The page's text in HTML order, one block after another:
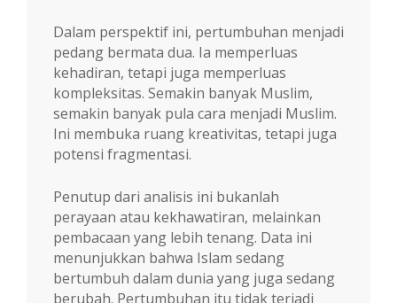
Dalam perspektif ini, pertumbuhan menjadi
pedang bermata dua. Ia memperluas
kehadiran, tetapi juga memperluas
kompleksitas. Semakin banyak Muslim,
semakin banyak pula cara menjadi Muslim.
Ini membuka ruang kreativitas, tetapi juga
potensi fragmentasi.
Penutup dari analisis ini bukanlah
perayaan atau kekhawatiran, melainkan
pembacaan yang lebih tenang. Data ini
menunjukkan bahwa Islam sedang
bertumbuh dalam dunia yang juga sedang
berubah. Pertumbuhan itu tidak terjadi